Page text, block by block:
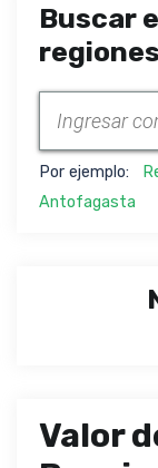
Buscar
regiones
Por ejemplo:
Antofagasta
Valor